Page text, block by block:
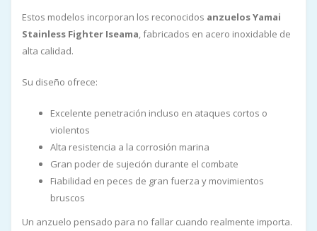
Estos modelos incorporan los reconocidos anzuelos Yamai
Stainless Fighter Iseama, fabricados en acero inoxidable de
alta calidad.
Su diseño ofrece:
Excelente penetración incluso en ataques cortos o
violentos
Alta resistencia a la corrosión marina
Gran poder de sujeción durante el combate
Fiabilidad en peces de gran fuerza y movimientos
bruscos
Un anzuelo pensado para no fallar cuando realmente importa.